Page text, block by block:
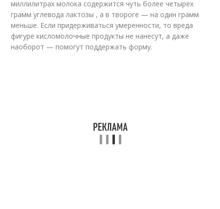
миллилитрах молока содержится чуть более четырех
грамм углевода лактозы , а в твороге — на один грамм
меньше. Если придерживаться умеренности, то вреда
фигуре кисломолочные продукты не нанесут, а даже
наоборот — помогут поддержать форму.